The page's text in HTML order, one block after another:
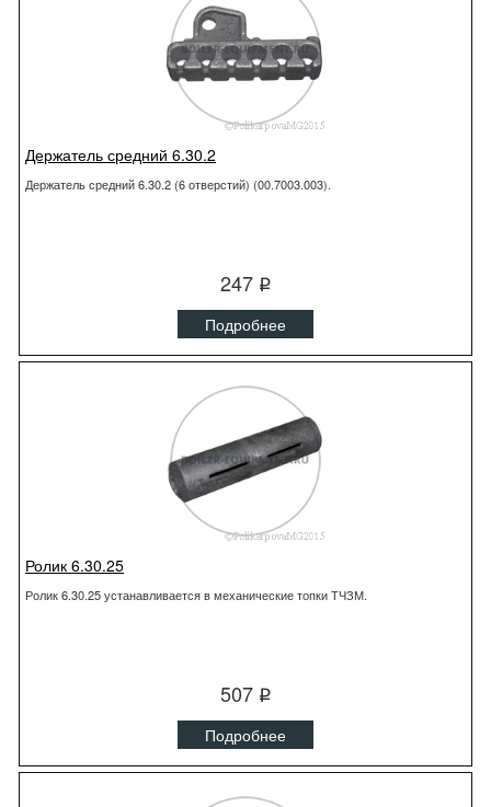
Держатель средний 6.30.2
Держатель средний 6.30.2 (6 отверстий) (00.7003.003).
247 q
Подробнее
Ролик 6.30.25
Ролик 6.30.25 устанавливается в механические топки ТЧЗМ.
507 q
Подробнее